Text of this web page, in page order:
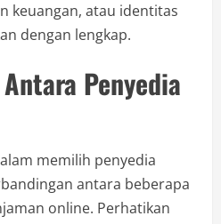
keuangan, atau identitas
dengan lengkap.
Penyedia
memilih penyedia
antara beberapa
online. Perhatikan